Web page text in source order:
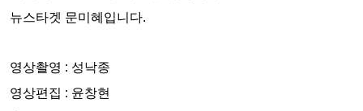
뉴스타겟 문미혜입니다.
영상촬영 : 성낙종
영상편집 : 윤창현